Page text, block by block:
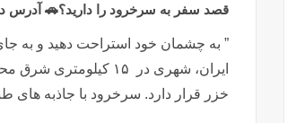
قصد سفر به سرخرود را دارید؟🚗
” به چشمان خود استراحت دهید و به
ایران، شهری در ۱۵
خزر قرار دارد. سرخرود با جاذبه های